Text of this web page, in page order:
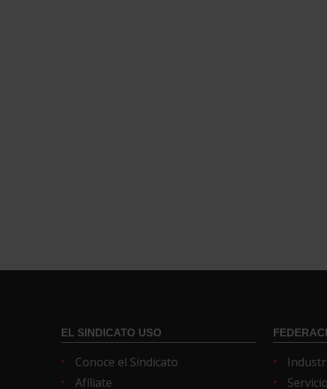
EL SINDICATO USO
Conoce el Sindicato
Afíliate